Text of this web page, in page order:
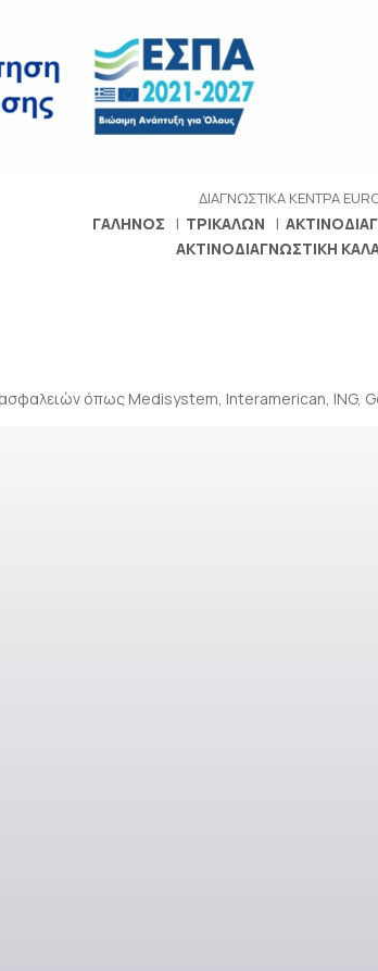
ΔΙΑΓΝΩΣΤΙΚΑ ΚΕΝΤΡΑ
ΓΑΛΗΝΟΣ ΤΡΙΚΑΛΩΝ
ΑΚΤΙΝΟΔΙΑΓΝΩΣΤΙΚΗ
όπως Medisystem, Interamerican, ING,